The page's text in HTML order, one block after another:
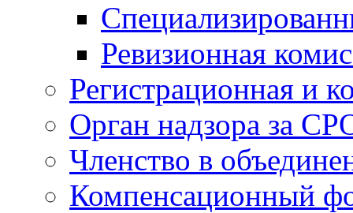
Ревизионная
Регистрационная и
Орган надзора за
Членство в
Компенсационный